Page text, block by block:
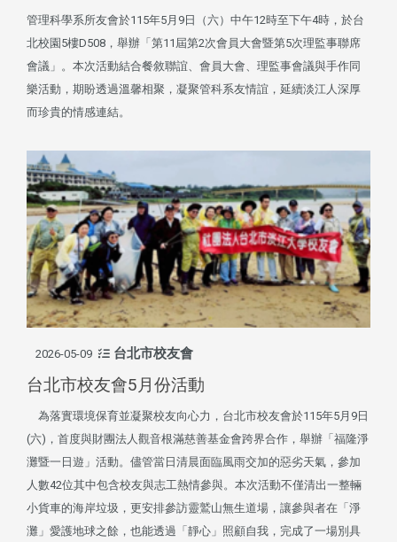
管理科學系所友會於115年5月9日（六）中午12時至下午4時，於台
北校園5樓D508，舉辦「第11屆第2次會員大會暨第5次理監事聯席
會議」。本次活動結合餐敘聯誼、會員大會、理監事會議與手作同
樂活動，期盼透過溫馨相聚，凝聚管科系友情誼，延續淡江人深厚
而珍貴的情感連結。
2026-05-09 台北市校友會
台北市校友會5月份活動
為落實環境保育並凝聚校友向心力，台北市校友會於115年5月9日
(六)，首度與財團法人觀音根滿慈善基金會跨界合作，舉辦「福隆淨
灘暨一日遊」活動。儘管當日清晨面臨風雨交加的惡劣天氣，參加
人數42位其中包含校友與志工熱情參與。本次活動不僅清出一整輛
小貨車的海岸垃圾，更安排參訪靈鷲山無生道場，讓參與者在「淨
灘」愛護地球之餘，也能透過「靜心」照顧自我，完成了一場別具